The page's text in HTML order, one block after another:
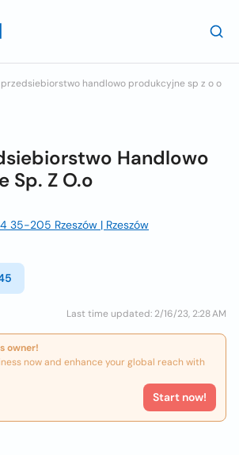
handlowo produkcyjne sp z o o
Handlowo
Sp. Z O.o
35-205 Rzeszów | Rzeszów
Last time updated: 2/16/23, 2:28 AM
owner!
now and enhance your global reach with
Start now!